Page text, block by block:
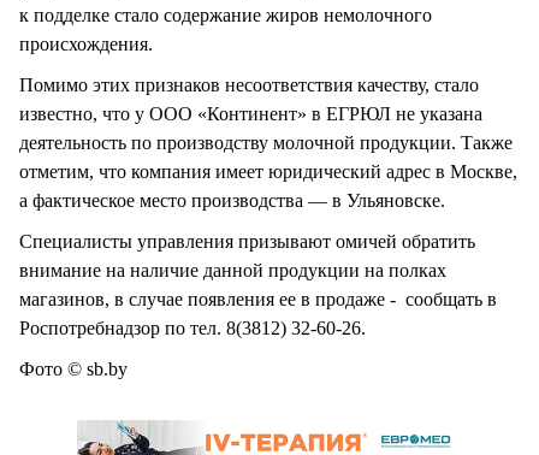
к подделке стало содержание жиров немолочного
происхождения.
Помимо этих признаков несоответствия качеству, стало
известно, что у ООО «Континент» в ЕГРЮЛ не указана
деятельность по производству молочной продукции. Также
отметим, что компания имеет юридический адрес в Москве,
а фактическое место производства — в Ульяновске.
Специалисты управления призывают омичей обратить
внимание на наличие данной продукции на полках
магазинов, в случае появления ее в продаже - сообщать в
Роспотребнадзор по тел. 8(3812) 32-60-26.
Фото © sb.by